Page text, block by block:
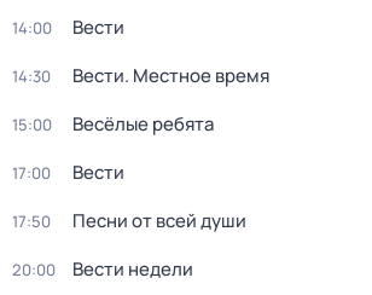
14:00 Вести
14:30 Вести. Местное время
15:00 Весёлые ребята
17:00 Вести
17:50 Песни от всей души
20:00 Вести недели